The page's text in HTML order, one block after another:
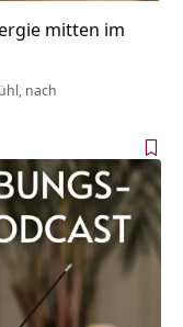
mitten im
nach